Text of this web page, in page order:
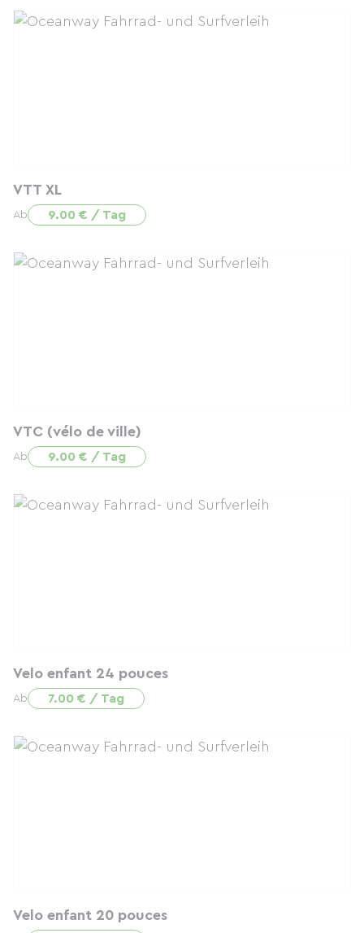
VTT XL
Ab 9.00 € / Tag
VTC (vélo de ville)
Ab 9.00 € / Tag
Velo enfant 24 pouces
Ab 7.00 € / Tag
Velo enfant 20 pouces